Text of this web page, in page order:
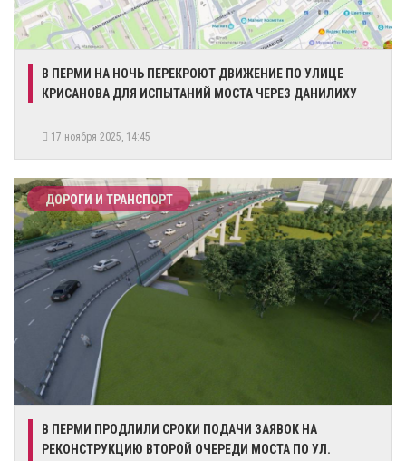
В ПЕРМИ НА НОЧЬ ПЕРЕКРОЮТ ДВИЖЕНИЕ ПО УЛИЦЕ
КРИСАНОВА ДЛЯ ИСПЫТАНИЙ МОСТА ЧЕРЕЗ ДАНИЛИХУ
17 ноября 2025, 14:45
ДОРОГИ И ТРАНСПОРТ
В ПЕРМИ ПРОДЛИЛИ СРОКИ ПОДАЧИ ЗАЯВОК НА
РЕКОНСТРУКЦИЮ ВТОРОЙ ОЧЕРЕДИ МОСТА ПО УЛ.